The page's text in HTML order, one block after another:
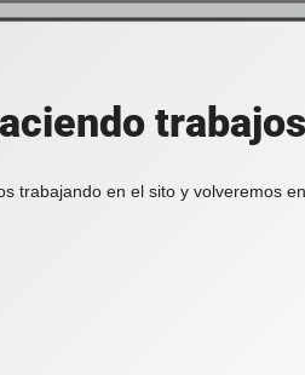
trabajando en el sito y volveremos